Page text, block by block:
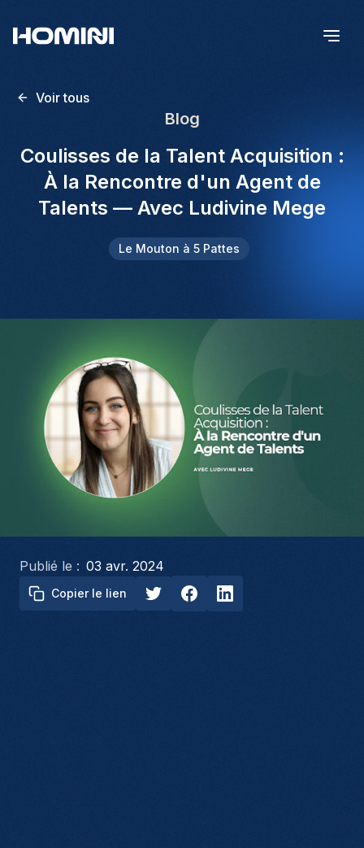
Voir tous
Blog
Coulisses de la Talent Acquisition :
À la Rencontre d'un Agent de
Talents — Avec Ludivine Mege
Le Mouton à 5 Pattes
Publié le : 03 avr. 2024
Copier le lien